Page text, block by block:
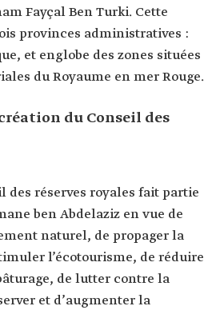
Fayçal Ben Turki. Cette
provinces administratives :
et englobe des zones situées
du Royaume en mer Rouge.
du Conseil des
des réserves royales fait partie
ben Abdelaziz en vue de
naturel, de propager la
l’écotourisme, de réduire
de lutter contre la
et d’augmenter la